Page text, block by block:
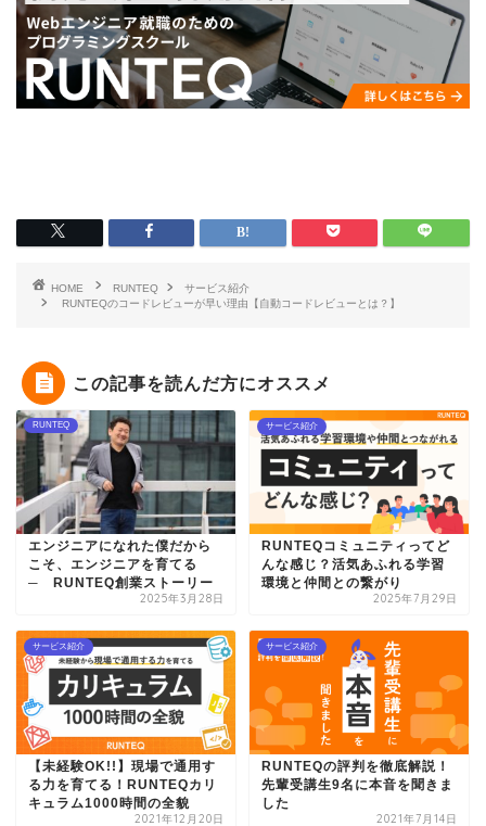
HOME RUNTEQ
サービス紹介
RUNTEQのコードレビューが早い理由【自動コードレビューとは？】
この記事を読んだ方にオススメ
RUNTEQ
エンジニアになれた僕だから
こそ、エンジニアを育てる
─ RUNTEQ創業ストーリー
2025年3月28日
サービス紹介
RUNTEQコミュニティってど
んな感じ？活気あふれる学習
環境と仲間との繋がり
2025年7月29日
サービス紹介
【未経験OK!!】現場で通用す
る力を育てる！RUNTEQカリ
キュラム1000時間の全貌
2021年12月20日
サービス紹介
RUNTEQの評判を徹底解説！
先輩受講生9名に本音を聞きま
した
2021年7月14日